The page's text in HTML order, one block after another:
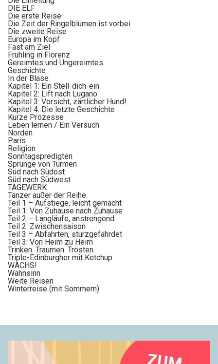
DIE ELF
Die erste Reise
Die Zeit der Ringelblumen ist vorbei
Die zweite Reise
Europa im Kopf
Fast am Ziel
Frühling in Florenz
Gereimtes und Ungereimtes
Geschichte
In der Blase
Kapitel 1: Ein Stell-dich-ein
Kapitel 2: Lift nach Lugano
Kapitel 3: Vorsicht, zärtlicher Hund!
Kapitel 4: Die letzte Geschichte
Kurze Prozesse
Leben lernen / Ein Versuch
Norden
Paris
Religion
Sonntagspredigten
Sprünge von Türmen
Süd nach Südost
Süd nach Südwest
TAGEWERK
Tänzer außer der Reihe
Teil 1 – Aufstiege, leicht gemacht
Teil 1: Von Zuhause nach Zuhause
Teil 2 – Langläufe, anstrengend
Teil 2: Zwischensaison
Teil 3 – Abfahrten, sturzgefährdet
Teil 3: Von Heim zu Heim
Trinken. Träumen. Trösten.
Triple-Edinburgher mit Ketchup
WACHS!
Wahnsinn
Weite Reisen
Winterreise (mit Sommern)